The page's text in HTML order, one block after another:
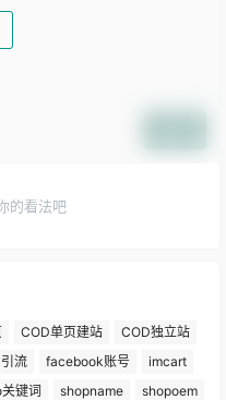
的看法吧
COD单页建站
COD独立站
流 facebook账号
imcart
键词 shopname
shopoem